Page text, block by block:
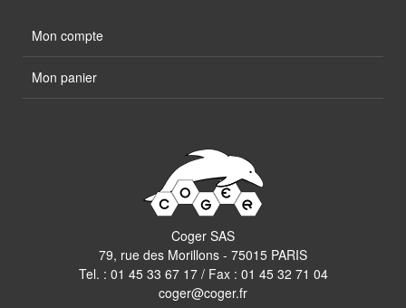
Mon compte
Mon panier
Coger SAS
79, rue des Morillons - 75015 PARIS
Tel. : 01 45 33 67 17/ Fax : 01 45 32 71 04
coger@coger.fr